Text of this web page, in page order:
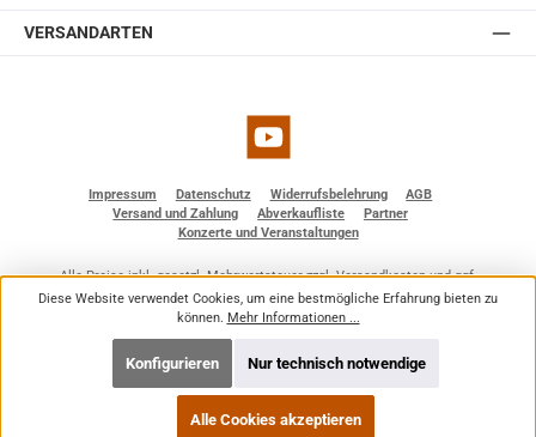
VERSANDARTEN
YouTube
Impressum Datenschutz Widerrufsbelehrung
AGB
Versand und Zahlung
Abverkaufliste
Partner
Konzerte und Veranstaltungen
Alle Preise inkl. gesetzl. Mehrwertsteuer zzgl.Versandkostenund ggf.
Nachnahmegebühren, wenn nicht anders angegeben.
© 2026 BF - Dienstleistungen - Alle Rechte vorbehalten. Theme by
Diese Website verwendet Cookies, um eine bestmögliche Erfahrung bieten zu
können. Mehr Informationen ...
Nur technisch notwendige
Konfigurieren
Alle Cookies akzeptieren